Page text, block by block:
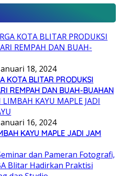
18, 2024
KOTA BLITAR PRODUKSI
REMPAH DAN BUAH-BUAHAN
16, 2024
KAYU MAPLE JADI JAM